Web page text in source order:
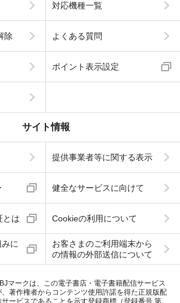
対応機種一覧
除 よくある質問
ポイント表示設定
サイト情報
提供事業者等に関する表示
健全なサービスに向けて
とは Cookieの利用について
に
お客さまのご利用端末から
の情報の外部送信について
マークは、この電子書店・電子書籍配信サービス
、著作権者からコンテンツ使用許諾を得た正規版配